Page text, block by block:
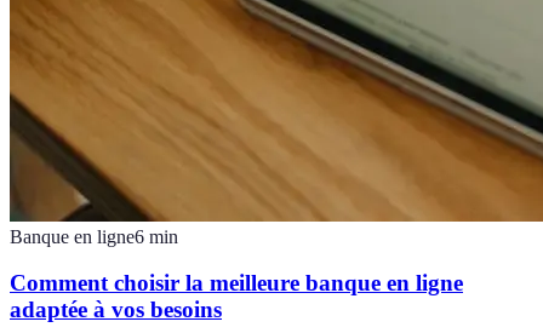
Banque en ligne6 min
Comment choisir la meilleure banque en ligne
adaptée à vos besoins